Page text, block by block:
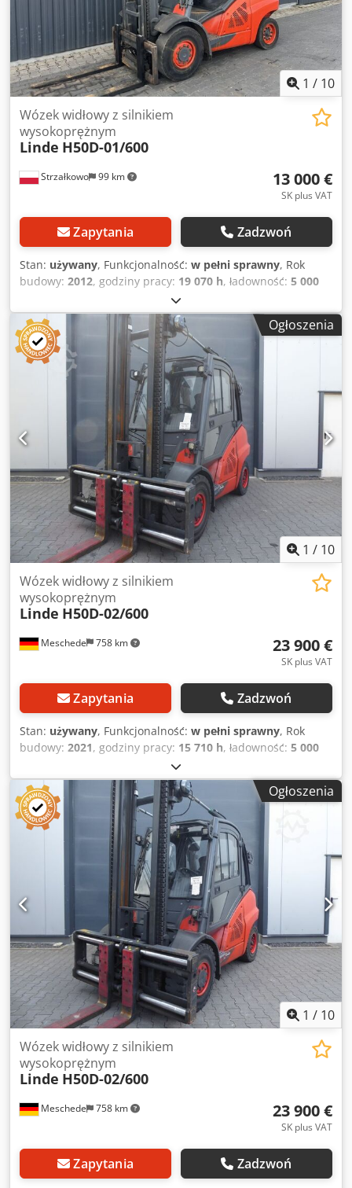
1 / 10
Strzałkowo 99 km
Wózek widłowy z silnikiem
wysokoprężnym
Linde H50D-01/600
13 000 €
SK plus VAT
Zapytania Zadzwoń
Stan: używany, Funkcjonalność: w pełni sprawny, Rok
budowy: 2012, godziny pracy: 19 070 h, ładowność: 5 000
4 100 mm
diesel, typ masztu:Simplex, wysokość konstrukcyjna:3 070
mm, typ napędu: Diesel, Wózek widłowy diesel Klasa ISO:
Klasa ISO 3 = 2 500 - 4 999 kg Typ masztu: Standardowy
Stan: Gotowy do pracy i w pełni sprawny Stan techniczny:
dobry Cedpfexnuuiex Adporf Opis: Półkabina Przesuw
boczny, 3. zawór, 4. zawór, ogrzewanie,
Ogłoszenia
1 / 10
Meschede 758 km
Wózek widłowy z silnikiem
wysokoprężnym
Linde H50D-02/600
23 900 €
SK plus VAT
Zapytania Zadzwoń
Stan: używany, Funkcjonalność: w pełni sprawny, Rok
budowy: 2021, godziny pracy: 15 710 h, ładowność: 5 000
3 700 mm
podnoszenia:150 mm, rodzaj paliwa:diesel, typ masztu:
Simplex
, wysokość konstrukcyjna:
, długość
wideł:2 400 mm , typ napędu:Diesel, Wózek widłowy z
silnikiem Diesla Środek ciężkości ładunku: 600 Klasa ISO:
Klasa ISO 3 = 2500 - 4999 kg Typ masztu: Standardowy
Codpfjzmkmxsx Adpjrf Stan: Gotowy do pracy i w pełni
sprawny Stan techniczny: dobry Opony przednie – typ:
Superelastyczne Opony przednie – stan: 80–100% Opony
tylne – typ: Superelastyczne Opony tylne – stan: 80–100%
Boczny przesuw, urządzenie do regulacji wideł, 3. zawór, 4.
zawór, tylne światło robocze, przednie światło robocze,
ogrzewanie, filtr cząstek stałych, pełna kabina, pełny zakres
podnoszenia, światło bezpieczeństwa.
Ogłoszenia
1 / 10
Meschede 758 km
Wózek widłowy z silnikiem
wysokoprężnym
Linde H50D-02/600
23 900 €
SK plus VAT
Zapytania Zadzwoń